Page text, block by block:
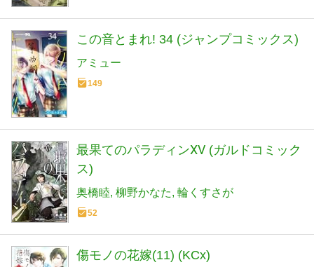
この音とまれ! 34 (ジャンプコミックス)
アミュー
149
最果てのパラディンⅩⅤ (ガルドコミック
ス)
奥橋睦 柳野かなた 輪くすさが
52
傷モノの花嫁(11) (KCx)